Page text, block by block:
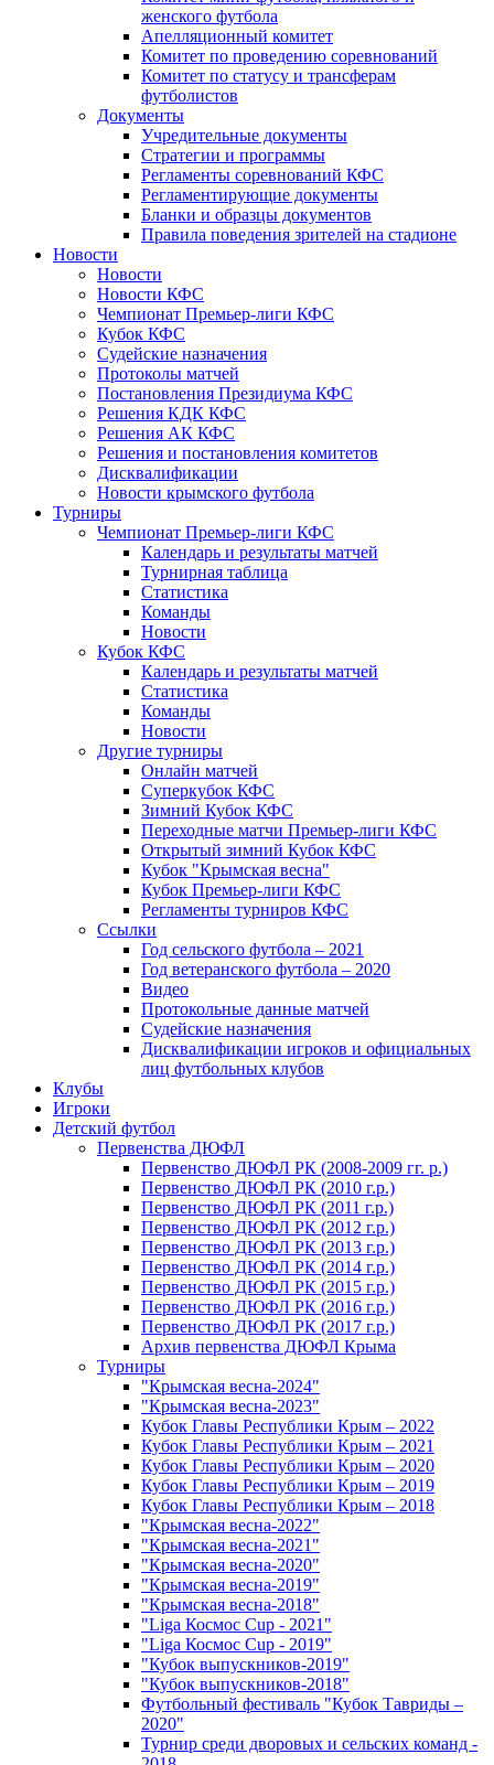
женского футбола
Апелляционный комитет
Комитет по проведению соревнований
Комитет по статусу и трансферам
футболистов
Документы
Учредительные документы
Стратегии и программы
Регламенты соревнований КФС
Регламентирующие документы
Бланки и образцы документов
Правила поведения зрителей на стадионе
Новости
Новости
Новости КФС
Чемпионат Премьер-лиги КФС
Кубок КФС
Судейские назначения
Протоколы матчей
Постановления Президиума КФС
Решения КДК КФС
Решения АК КФС
Решения и постановления комитетов
Дисквалификации
Новости крымского футбола
Турниры
Чемпионат Премьер-лиги КФС
Календарь и результаты матчей
Турнирная таблица
Статистика
Команды
Новости
Кубок КФС
Календарь и результаты матчей
Статистика
Команды
Новости
Другие турниры
Онлайн матчей
Суперкубок КФС
Зимний Кубок КФС
Переходные матчи Премьер-лиги КФС
Открытый зимний Кубок КФС
Кубок "Крымская весна"
Кубок Премьер-лиги КФС
Регламенты турниров КФС
Ссылки
Год сельского футбола – 2021
Год ветеранского футбола – 2020
Видео
Протокольные данные матчей
Судейские назначения
Дисквалификации игроков и официальных
лиц футбольных клубов
Клубы
Игроки
Детский футбол
Первенства ДЮФЛ
Первенство ДЮФЛ РК (2008-2009 гг. р.)
Первенство ДЮФЛ РК (2010 г.р.)
Первенство ДЮФЛ РК (2011 г.р.)
Первенство ДЮФЛ РК (2012 г.р.)
Первенство ДЮФЛ РК (2013 г.р.)
Первенство ДЮФЛ РК (2014 г.р.)
Первенство ДЮФЛ РК (2015 г.р.)
Первенство ДЮФЛ РК (2016 г.р.)
Первенство ДЮФЛ РК (2017 г.р.)
Архив первенства ДЮФЛ Крыма
Турниры
"Крымская весна-2024"
"Крымская весна-2023"
Кубок Главы Республики Крым – 2022
Кубок Главы Республики Крым – 2021
Кубок Главы Республики Крым – 2020
Кубок Главы Республики Крым – 2019
Кубок Главы Республики Крым – 2018
"Крымская весна-2022"
"Крымская весна-2021"
"Крымская весна-2020"
"Крымская весна-2019"
"Крымская весна-2018"
"Liga Космос Cup - 2021"
"Liga Космос Cup - 2019"
"Кубок выпускников-2019"
"Кубок выпускников-2018"
Футбольный фестиваль "Кубок Тавриды –
2020"
Турнир среди дворовых и сельских команд -